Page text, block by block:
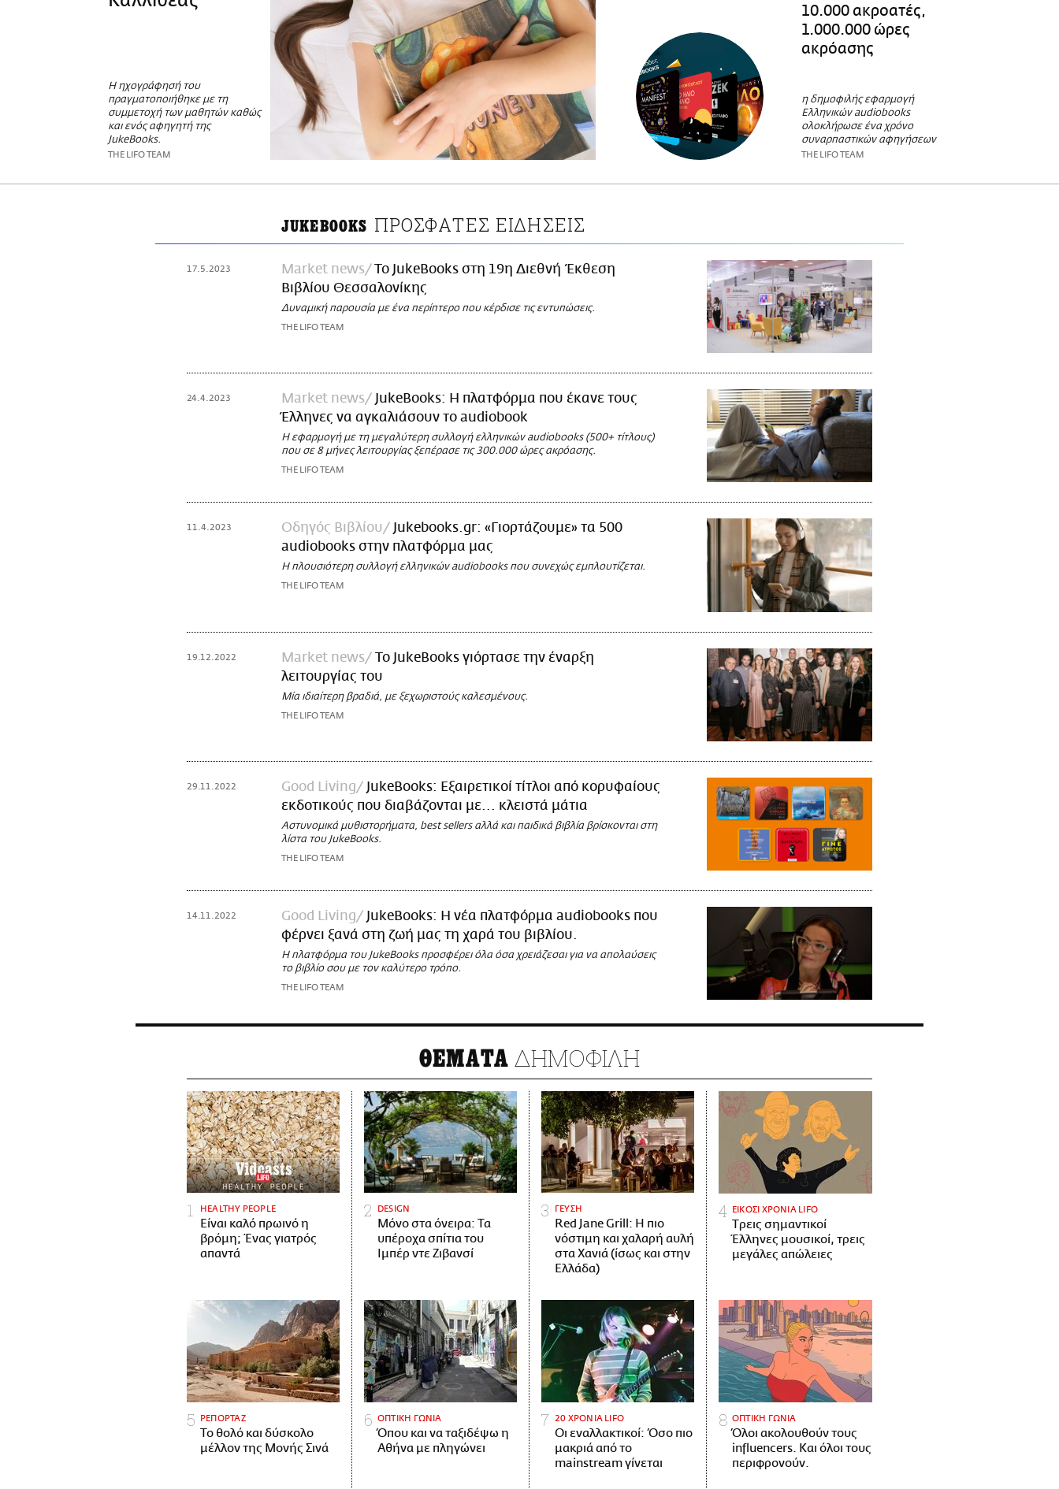
Η ηχογράφησή του
πραγματοποιήθηκε με τη
συμμετοχή των μαθητών καθώς
και ενός αφηγητή της
JukeBooks.
THE LIFO TEAM
10.000 ακροατές,
1.000.000 ώρες
ακρόασης
η δημοφιλής εφαρμογή
Ελληνικών audiobooks
ολοκλήρωσε ένα χρόνο
συναρπαστικών αφηγήσεων
THE LIFO TEAM
JUKEBOOKS ΠΡΟΣΦΑΤΕΣ ΕΙΔΗΣΕΙΣ
17.5.2023 Market news To JukeBooks στη 19η Διεθνή Έκθεση
Βιβλίου Θεσσαλονίκης
Δυναμική παρουσία με ένα περίπτερο που κέρδισε τις εντυπώσεις.
THE LIFO TEAM
24.4.2023 Market news
JukeBooks: Η πλατφόρμα που έκανε τους
Έλληνες να αγκαλιάσουν το audiobook
Η εφαρμογή με τη μεγαλύτερη συλλογή ελληνικών audiobooks (500+ τίτλους)
που σε 8 μήνες λειτουργίας ξεπέρασε τις 300.000 ώρες ακρόασης.
THE LIFO TEAM
11.4.2023 Οδηγός Βιβλίου
Jukebooks.gr: «Γιορτάζουμε» τα 500
audiobooks στην πλατφόρμα μας
Η πλουσιότερη συλλογή ελληνικών audiobooks που συνεχώς εμπλουτίζεται.
THE LIFO TEAM
19.12.2022 Market news
Το JukeBooks γιόρτασε την έναρξη
λειτουργίας του
Μία ιδιαίτερη βραδιά, με ξεχωριστούς καλεσμένους.
THE LIFO TEAM
29.11.2022 Good Living
JukeBooks: Εξαιρετικοί τίτλοι από κορυφαίους
εκδοτικούς που διαβάζονται με... κλειστά μάτια
Αστυνομικά μυθιστορήματα, best sellers αλλά και παιδικά βιβλία βρίσκονται στη
λίστα του JukeBooks.
THE LIFO TEAM
14.11.2022 Good Living
JukeBooks: Η νέα πλατφόρμα audiobooks που
φέρνει ξανά στη ζωή μας τη χαρά του βιβλίου.
Η πλατφόρμα του JukeBooks προσφέρει όλα όσα χρειάζεσαι για να απολαύσεις
το βιβλίο σου με τον καλύτερο τρόπο.
THE LIFO TEAM
ΘΕΜΑΤΑ ΔΗΜΟΦΙΛΗ
HEALTHY PEOPLE
Είναι καλό πρωινό η
βρόμη; Ένας γιατρός
απαντά
DESIGN
Μόνο στα όνειρα: Τα
υπέροχα σπίτια του
Ιμπέρ ντε Ζιβανσί
ΓΕΥΣΗ
Red Jane Grill: Η πιο
νόστιμη και χαλαρή αυλή
στα Χανιά (ίσως και στην
Ελλάδα)
ΕΙΚΟΣΙ ΧΡΟΝΙΑ LIFO
Tρεις σημαντικοί
Έλληνες μουσικοί, τρεις
μεγάλες απώλειες
ΡΕΠΟΡΤΑΖ
Το θολό και δύσκολο
μέλλον της Μονής Σινά
ΟΠΤΙΚΗ ΓΩΝΙΑ
Όπου και να ταξιδέψω η
Αθήνα με πληγώνει
20 ΧΡΟΝΙΑ LIFO
Οι εναλλακτικοί: Όσο πιο
μακριά από το
mainstream γίνεται
ΟΠΤΙΚΗ ΓΩΝΙΑ
Όλοι ακολουθούν τους
influencers. Και όλοι τους
περιφρονούν.